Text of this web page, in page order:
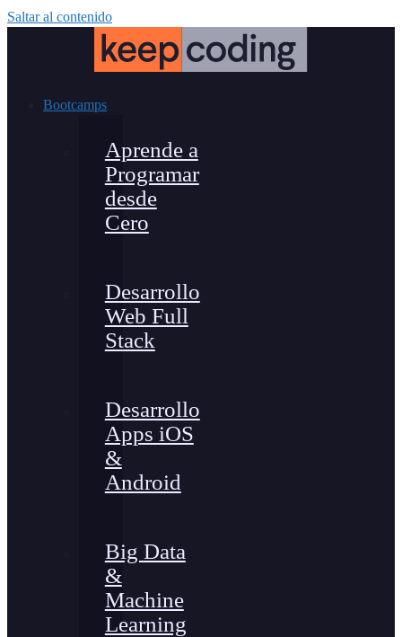
Saltar al contenido
Bootcamps
Aprende a
Programar
desde
Cero
Desarrollo
Web Full
Stack
Desarrollo
Apps iOS
&
Android
Big Data
&
Machine
Learning